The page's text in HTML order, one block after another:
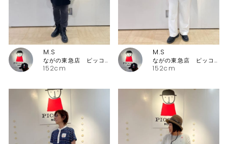
152cm
M.S
ながの東急店 ピッコーネ・ピッコーネクラブ
152cm
M.S
ながの東急店 ピッコーネ・ピッコーネクラブ